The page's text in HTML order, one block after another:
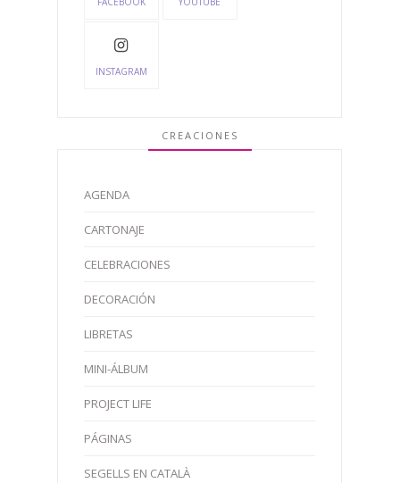
INSTAGRAM
CREACIONES
AGENDA
CARTONAJE
CELEBRACIONES
DECORACIÓN
LIBRETAS
MINI-ÁLBUM
PROJECT LIFE
PÁGINAS
SEGELLS EN CATALÀ